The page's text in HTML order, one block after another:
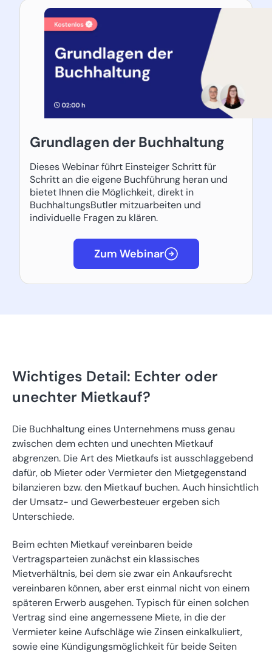
Grundlagen der Buchhaltung
Dieses Webinar führt Einsteiger Schritt für
Schritt an die eigene Buchführung heran und
bietet Ihnen die Möglichkeit, direkt in
BuchhaltungsButler mitzuarbeiten und
individuelle Fragen zu klären.
Zum Webinar
Wichtiges Detail: Echter oder
unechter Mietkauf?
Die Buchhaltung eines Unternehmens muss genau
zwischen dem echten und unechten Mietkauf
abgrenzen. Die Art des Mietkaufs ist ausschlaggebend
dafür, ob Mieter oder Vermieter den Mietgegenstand
bilanzieren bzw. den Mietkauf buchen. Auch hinsichtlich
der Umsatz- und Gewerbesteuer ergeben sich
Unterschiede.
Beim echten Mietkauf vereinbaren beide
Vertragsparteien zunächst ein klassisches
Mietverhältnis, bei dem sie zwar ein Ankaufsrecht
vereinbaren können, aber erst einmal nicht von einem
späteren Erwerb ausgehen. Typisch für einen solchen
Vertrag sind eine angemessene Miete, in die der
Vermieter keine Aufschläge wie Zinsen einkalkuliert,
sowie eine Kündigungsmöglichkeit für beide Seiten